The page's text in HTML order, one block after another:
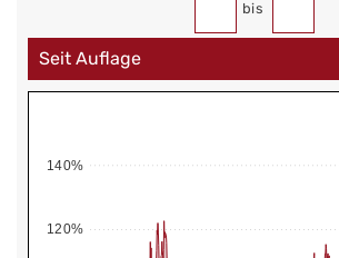
bis
120%
140%